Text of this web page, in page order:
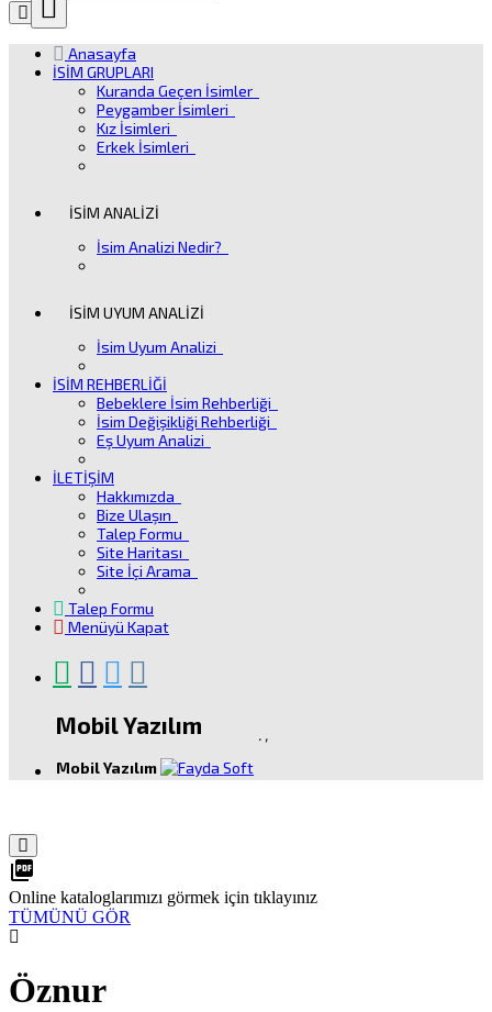
Close
Ürün Arama
Anasayfa
İSİM GRUPLARI
Kuranda Geçen İsimler
Peygamber İsimleri
Kız İsimleri
Erkek İsimleri
İSİM ANALİZİ
İsim Analizi Nedir?
İSİM UYUM ANALİZİ
İsim Uyum Analizi
İSİM REHBERLİĞİ
Bebeklere İsim Rehberliği
İsim Değişikliği Rehberliği
Eş Uyum Analizi
İLETİŞİM
Hakkımızda
Bize Ulaşın
Talep Formu
Site Haritası
Site İçi Arama
Talep Formu
Menüyü Kapat
Mobil Yazılım
Mobil Yazılım
. ,
picture_as_pdf
Online kataloglarımızı görmek için tıklayınız
TÜMÜNÜ GÖR
Öznur